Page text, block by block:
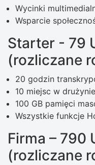
Wycinki
Wsparcie
Starter - 79
(rozliczane
20 godzin
10 miejsc w drużynie
100 GB pamięci
Wszystkie funkcje
Firma – 790
(rozliczane